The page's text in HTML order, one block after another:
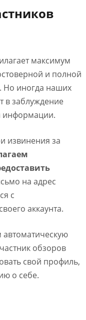
максимум
и полной
Но иногда наших
в заблуждение
информации.
извинения за
на адрес
с
аккаунта.
обзоров
свой профиль,
о себе.